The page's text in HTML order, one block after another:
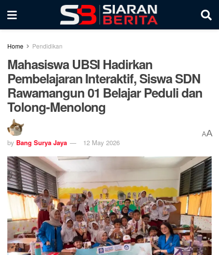
Home Pendidikan
Mahasiswa UBSI Hadirkan
Pembelajaran Interaktif, Siswa SDN
Rawamangun 01 Belajar Peduli dan
Tolong-Menolong
by Bang Surya Jaya 12 May 2026
AA